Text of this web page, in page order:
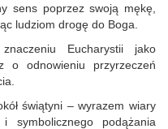
sens poprzez swoją mękę,
ludziom drogę do Boga.
Eucharystii jako
o odnowieniu przyrzeczeń
świątyni – wyrazem wiary
symbolicznego podążania